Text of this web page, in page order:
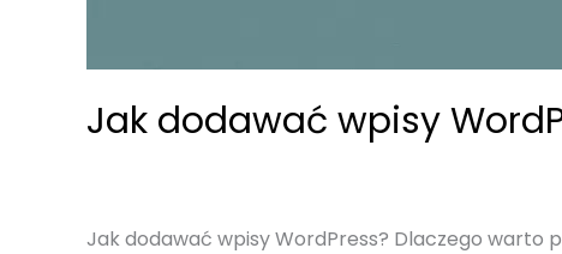
Jak dodawać wpisy
Jak dodawać wpisy WordPress? Dlaczego warto